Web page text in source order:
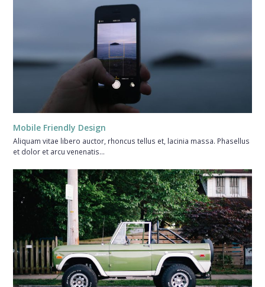
Mobile Friendly Design
Aliquam vitae libero auctor, rhoncus tellus et, lacinia massa. Phasellus
et dolor et arcu venenatis…